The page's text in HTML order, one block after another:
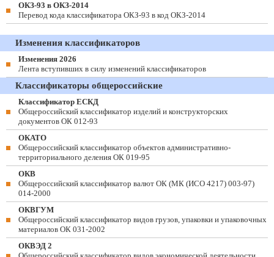
ОКЗ-93 в ОКЗ-2014
Перевод кода классификатора ОКЗ-93 в код ОКЗ-2014
Изменения классификаторов
Изменения 2026
Лента вступивших в силу изменений классификаторов
Классификаторы общероссийские
Классификатор ЕСКД
Общероссийский классификатор изделий и конструкторских
документов ОК 012-93
ОКАТО
Общероссийский классификатор объектов административно-
территориального деления ОК 019-95
ОКВ
Общероссийский классификатор валют ОК (МК (ИСО 4217) 003-97)
014-2000
ОКВГУМ
Общероссийский классификатор видов грузов, упаковки и упаковочных
материалов ОК 031-2002
ОКВЭД 2